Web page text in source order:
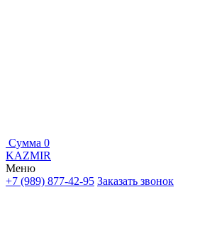
Сумма 0
KAZMIR
Меню
+7 (989) 877-42-95 Заказать звонок